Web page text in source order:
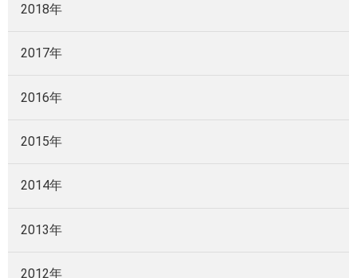
2018年
2017年
2016年
2015年
2014年
2013年
2012年